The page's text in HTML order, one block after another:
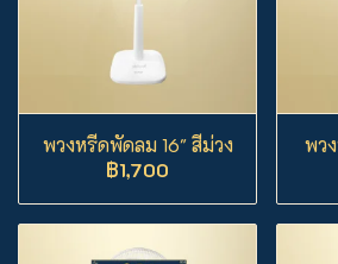
พวงหรีดพัดลม 16" สีม่วง
฿1,700
พว